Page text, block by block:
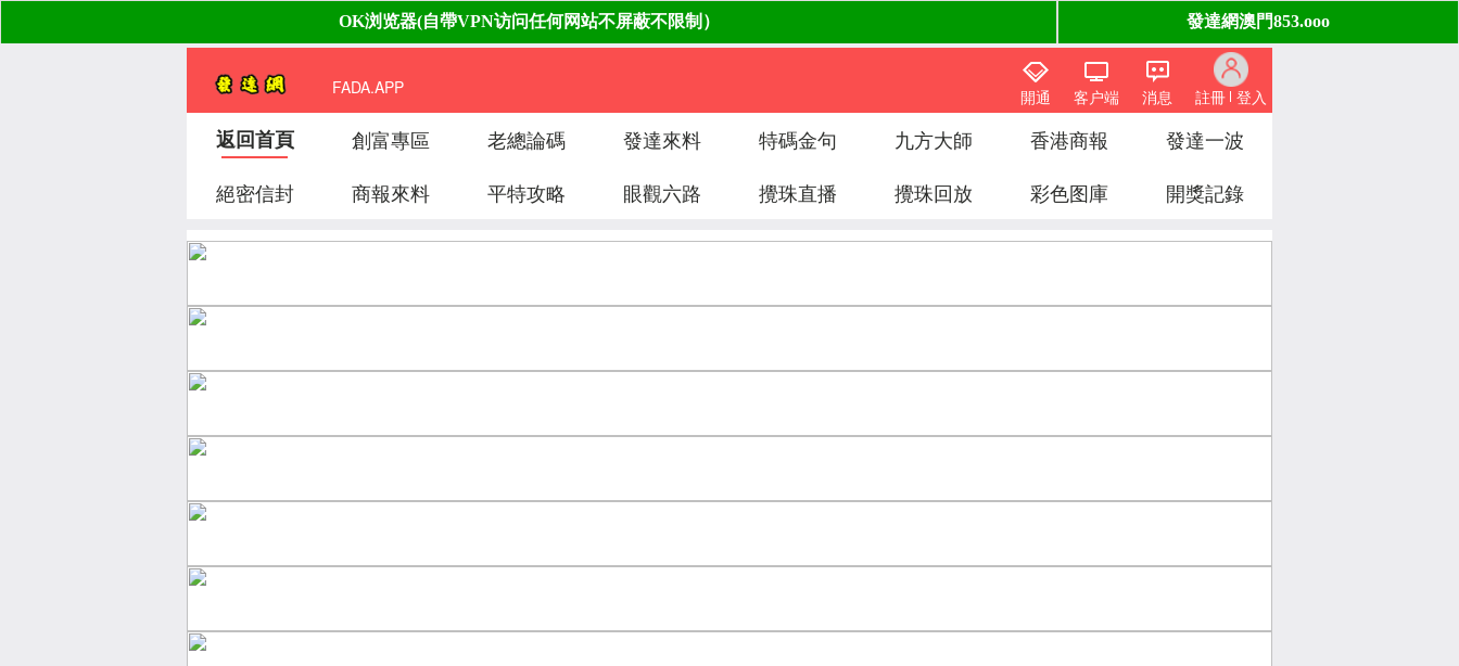
FADA.APP 註冊 登入
消息
客户端
開通
返回首頁 創富專區 老總論碼 發達來料 特碼金句 九方大師 香港商報
發達一波
絕密信封
商報來料 平特攻略 眼觀六路 攪珠直播 攪珠回放 彩色图庫 開獎記錄